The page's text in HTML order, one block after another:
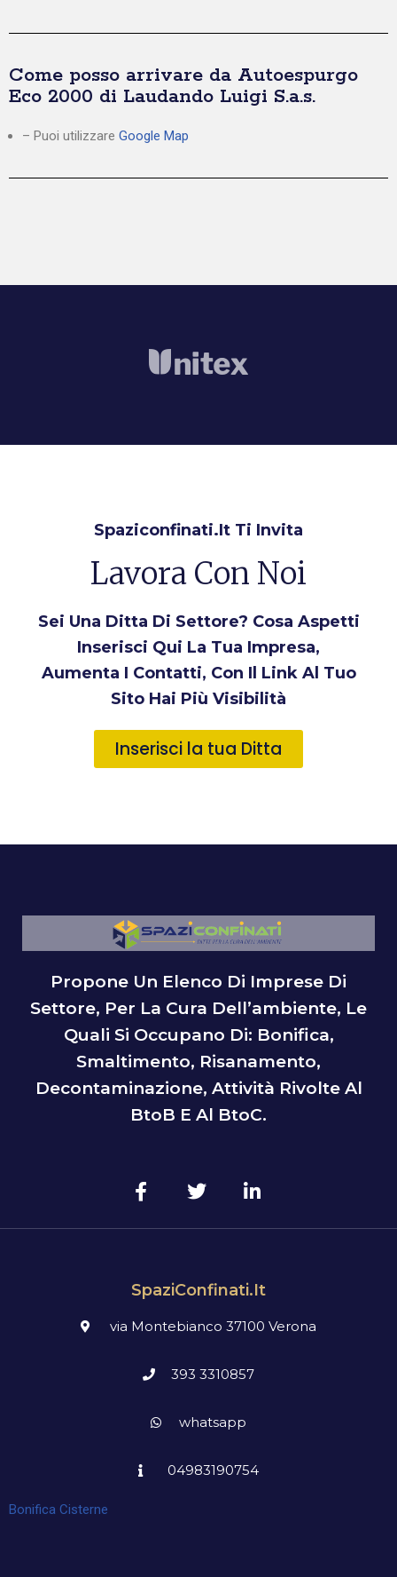
Come posso arrivare da Autoespurgo
Eco 2000 di Laudando Luigi S.a.s.
– Puoi utilizzare Google Map
Spaziconfinati.it Ti Invita
Lavora Con Noi
Sei Una Ditta Di Settore? Cosa Aspetti
Inserisci Qui La Tua Impresa,
Aumenta I Contatti, Con Il Link Al Tuo
Sito Hai Più Visibilità
Inserisci la tua Ditta
Propone Un Elenco Di Imprese Di
Settore, Per La Cura Dell’ambiente, Le
Quali Si Occupano Di: Bonifica,
Smaltimento, Risanamento,
Decontaminazione, Attività Rivolte Al
BtoB E Al BtoC.
SpaziConfinati.it
via Montebianco 37100 Verona
393 3310857
whatsapp
04983190754
Bonifica Cisterne